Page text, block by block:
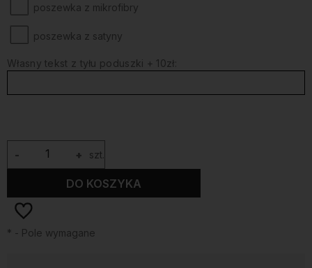
poszewka z mikrofibry
poszewka z satyny
Własny tekst z tyłu poduszki + 10zł:
+
- szt.
DO KOSZYKA
* - Pole wymagane